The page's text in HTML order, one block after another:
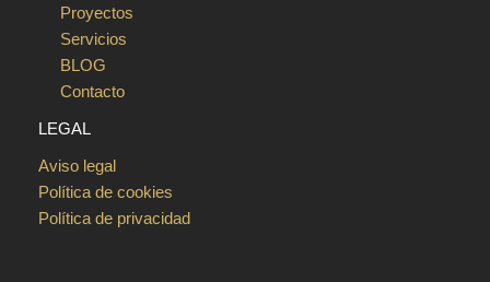
Proyectos
Servicios
BLOG
Contacto
LEGAL
Aviso legal
Política de cookies
Política de privacidad